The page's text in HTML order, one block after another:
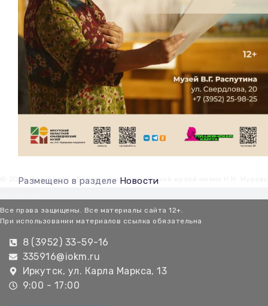
Размещено в разделе Новости
© 2026 Иркутский областной краеведческий музей имени Н.Н.
Все права защищены. Все материалы сайта 12+.
При использовании материалов ссылка обязательна
8 (3952) 33-59-16
335916@iokm.ru
Иркутск, ул. Карла Маркса, 13
9:00 - 17:00